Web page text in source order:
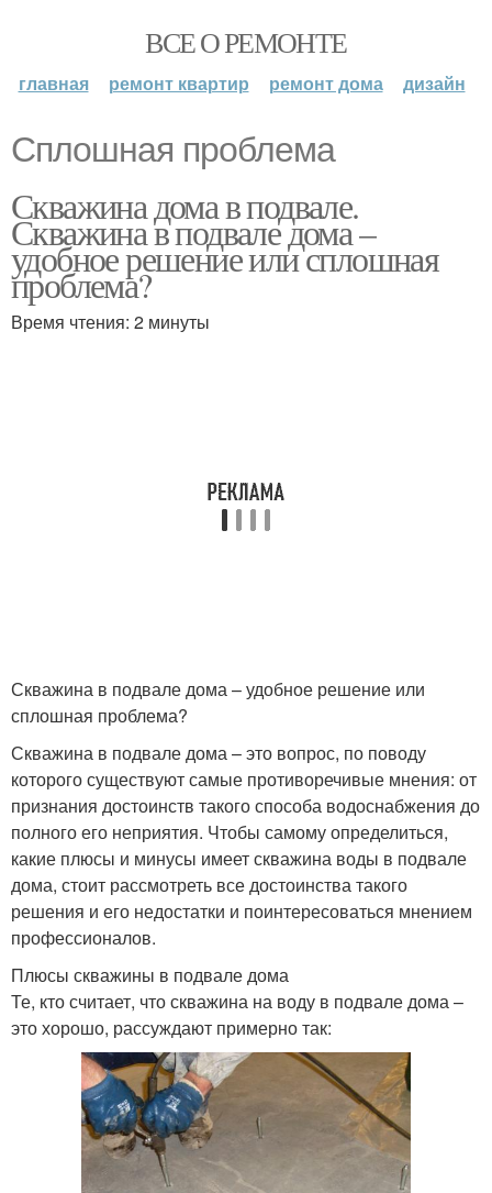
ВСЕ О РЕМОНТЕ
главная ремонт квартир ремонт дома дизайн
Сплошная проблема
Скважина дома в подвале.
Скважина в подвале дома –
удобное решение или сплошная
проблема?
Время чтения: 2 минуты
Скважина в подвале дома – удобное решение или
сплошная проблема?
Скважина в подвале дома – это вопрос, по поводу
которого существуют самые противоречивые мнения: от
признания достоинств такого способа водоснабжения до
полного его неприятия. Чтобы самому определиться,
какие плюсы и минусы имеет скважина воды в подвале
дома, стоит рассмотреть все достоинства такого
решения и его недостатки и поинтересоваться мнением
профессионалов.
Плюсы скважины в подвале дома
Те, кто считает, что скважина на воду в подвале дома –
это хорошо, рассуждают примерно так: